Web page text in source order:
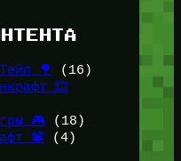
🌳
(16)
🎞️
🎮(18)
📽️ (4)